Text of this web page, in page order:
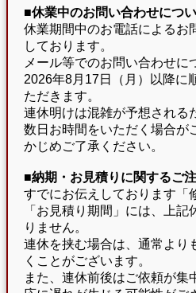
■休業中のお問い合わせにつ
休業期間中のお電話によるお
しております。
メール等でのお問い合わせに
2026年8月17日（月）以降に
ただきます。
連休明けは混雑が予想される
数日お時間をいただく場合が
かじめご了承ください。
■納期・お見積りに関するご
すでにお伝えしております「
「お見積り期間」には、上記
りません。
連休を挟む場合は、通常より
くことがございます。
また、連休前後はご依頼が集